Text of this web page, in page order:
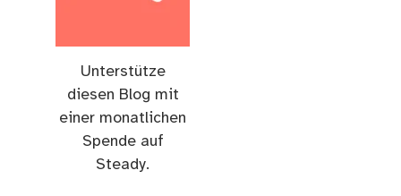
Unterstütze
diesen Blog mit
einer monatlichen
Spende auf
Steady.